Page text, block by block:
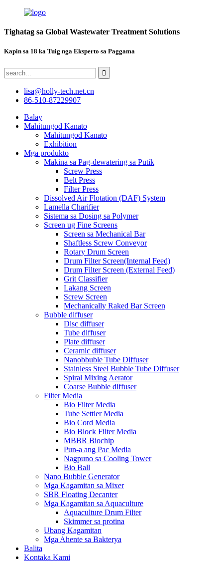
Tighatag sa Global Wastewater Treatment Solutions
Kapin sa 18 ka Tuig nga Eksperto sa Paggama
lisa@holly-tech.net.cn
86-510-87229907
Balay
Mahitungod Kanato
Mahitungod Kanato
Exhibition
Mga produkto
Makina sa Pag-dewatering sa Putik
Screw Press
Belt Press
Filter Press
Dissolved Air Flotation (DAF) System
Lamella Charifier
Sistema sa Dosing sa Polymer
Screen ug Fine Screens
Screen sa Mechanical Bar
Shaftless Screw Conveyor
Rotary Drum Screen
Drum Filter Screen(Internal Feed)
Drum Filter Screen (External Feed)
Grit Classifier
Lakang Screen
Screw Screen
Mechanically Raked Bar Screen
Bubble diffuser
Disc diffuser
Tube diffuser
Plate diffuser
Ceramic diffuser
Nanobbuble Tube Diffuser
Stainless Steel Bubble Tube Diffuser
Spiral Mixing Aerator
Coarse Bubble diffuser
Filter Media
Bio Filter Media
Tube Settler Media
Bio Cord Media
Bio Block Filter Media
MBBR Biochip
Pun-a ang Pac Media
Nagpuno sa Cooling Tower
Bio Ball
Nano Bubble Generator
Mga Kagamitan sa Mixer
SBR Floating Decanter
Mga Kagamitan sa Aquaculture
Aquaculture Drum Filter
Skimmer sa protina
Ubang Kagamitan
Mga Ahente sa Bakterya
Balita
Kontaka Kami